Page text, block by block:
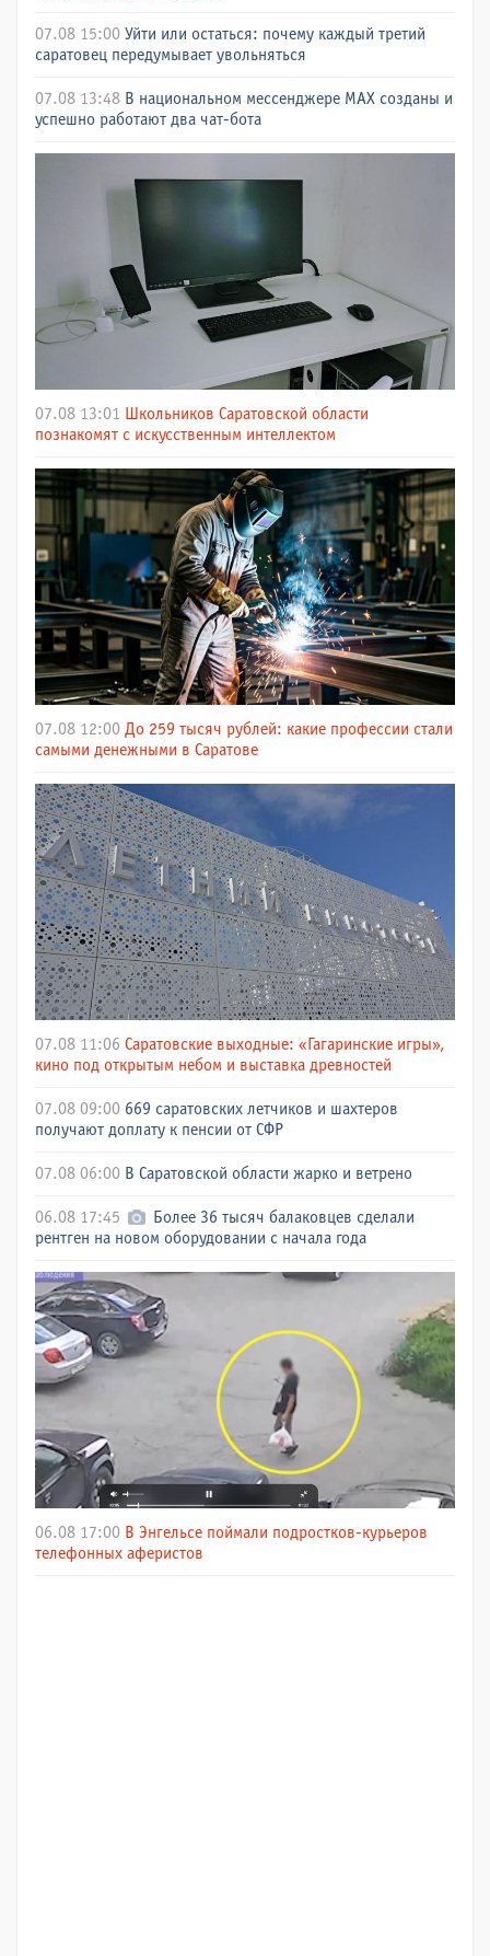
07.08 15:00 Уйти или остаться: почему каждый третий
саратовец передумывает увольняться
07.08 13:48 В национальном мессенджере МАХ созданы и
успешно работают два чат-бота
07.08 13:01
Школьников Саратовской области
познакомят с искусственным интеллектом
07.08 12:00 До 259 тысяч рублей: какие профессии стали
самыми денежными в Саратове
07.08 11:06 Саратовские выходные: «Гагаринские игры»,
кино под открытым небом и выставка древностей
07.08 09:00 669 саратовских летчиков и шахтеров
получают доплату к пенсии от СФР
07.08 06:00 В Саратовской области жарко и ветрено
06.08 17:45
Более 36 тысяч балаковцев сделали
рентген на новом оборудовании с начала года
06.08 17:00 В Энгельсе поймали подростков-курьеров
телефонных аферистов